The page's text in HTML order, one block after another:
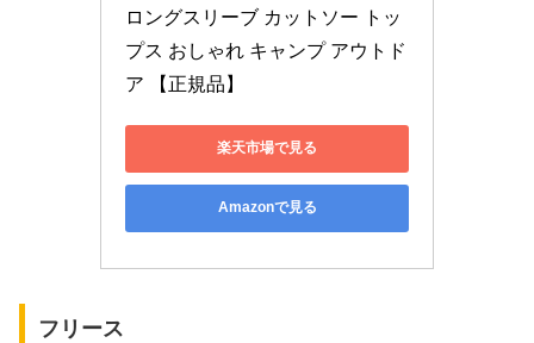
ロングスリーブ カットソー トッ
プス おしゃれ キャンプ アウトド
ア 【正規品】
楽天市場で見る
Amazonで見る
フリース